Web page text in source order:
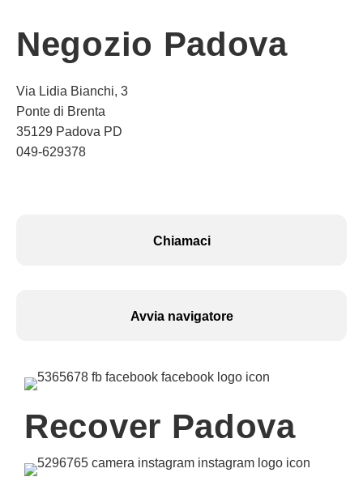
Negozio Padova
Via Lidia Bianchi, 3
Ponte di Brenta
35129 Padova PD
049-629378
Chiamaci
Avvia navigatore
Recover Padova